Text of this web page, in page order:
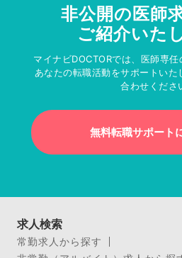
非公開の医師
ご紹介いた
マイナビDOCTORでは、医師専
あなたの転職活動をサポートいた
合わせくださ
無料転職サポート
求人検索
常勤求人から探す